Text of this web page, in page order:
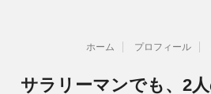
ホーム プロフィール
サラリーマンでも、2